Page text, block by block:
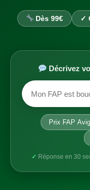
Dès 99€ ✓
Décrivez
Prix FAP
✓ Réponse en 30